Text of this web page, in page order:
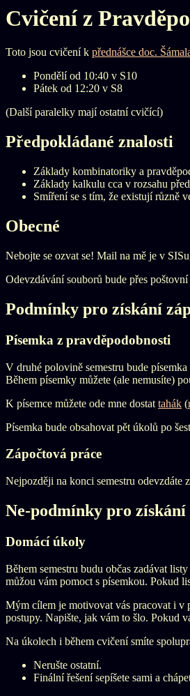
Cvičení z
Toto jsou cvičení k přednášce doc.
Pondělí od 10:40 v S10
Pátek od 12:20 v S8
(Další paralelky mají ostatní cvičící)
Předpokládané znalosti
Základy kombinatoriky a
Základy kalkulu cca v rozsahu
Smíření se s tím, že existují různě
Obecné
Nebojte se ozvat se! Mail na mě je v
Odevzdávání souborů bude přes
Podmínky pro získání
Písemka z pravděpodobnosti
V druhé polovině semestru bude
Během písemky můžete (ale nemusíte)
K písemce můžete ode mne dostat tahák (
Písemka bude obsahovat pět úkolů po
Zápočtová práce
Nejpozději na konci semestru odevzdáte
Ne-podmínky pro získání
Domácí úkoly
Během semestru budu občas zadávat
můžou vám pomoct s písemkou. Pokud
Mým cílem je motivovat vás pracovat i v
postupy. Napište, jak vám to šlo. Pokud
Na úkolech i během cvičení smíte
Nerušte ostatní.
Finální řešení sepíšete sami a